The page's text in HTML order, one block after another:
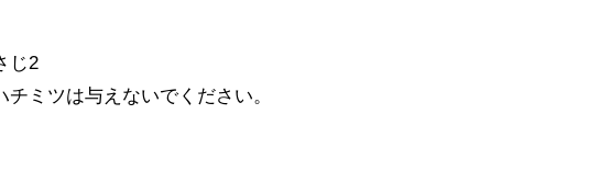
じ2
ミツは与えないでください。